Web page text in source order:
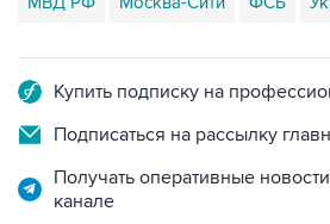
Купить подписку на
Подписаться на рассылку
Получать оперативные
канале